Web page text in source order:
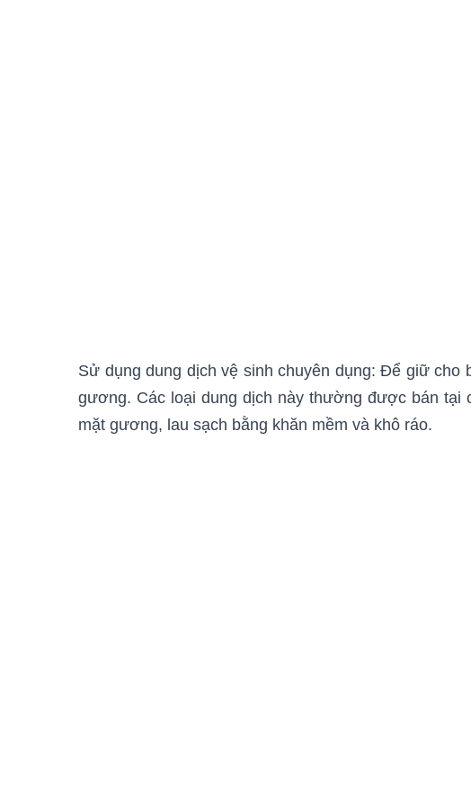
Sử dụng dung dịch vệ sinh chuyên dụng: Để giữ cho
gương. Các loại dung dịch này thường được bán tại
mặt gương, lau sạch bằng khăn mềm và khô ráo.